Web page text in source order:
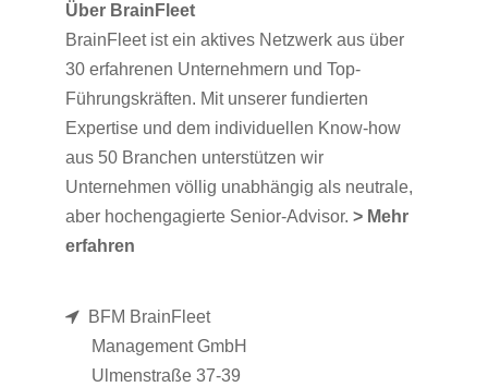
Über BrainFleet
BrainFleet ist ein aktives Netzwerk aus über
30 erfahrenen Unternehmern und Top-
Führungskräften. Mit unserer fundierten
Expertise und dem individuellen Know-how
aus 50 Branchen unterstützen wir
Unternehmen völlig unabhängig als neutrale,
aber hochengagierte Senior-Advisor. > Mehr
erfahren
BFM BrainFleet
Management GmbH
Ulmenstraße 37-39